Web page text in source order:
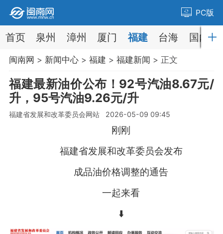
PC版
首页 泉州 漳州 厦门 福建 台海 国内
闽南网 > 新闻中心> 福建 > 福建新闻 > 正文
福建最新油价公布！92号汽油8.67元/
升，95号汽油9.26元/升
福建省发展和改革委员会网站 2026-05-09 09:45
刚刚
福建省发展和改革委员会发布
成品油价格调整的通告
一起来看
⬇️